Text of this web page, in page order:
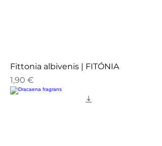
Fittonia albivenis | FITÓNIA
Preço
1,90 €